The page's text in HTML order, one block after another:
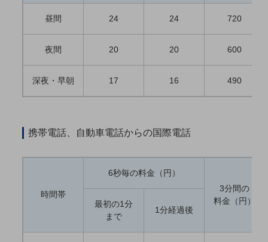
セキュリティ
運用管理
課題・ニーズで探すTOP
コミュニケーション・情報共有
昼間 24 24 720
夜間 20 20 600
深夜・早朝 17 16 490
携帯電話、自動車電話からの国際電話
時間帯
6秒毎の料金（円）
3分間の
料金（円）
最初の1分
まで
1分経過後